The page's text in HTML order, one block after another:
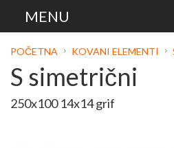
POČETNA KOVANI ELEMENTI
S simetrični
250x100 14x14 grif